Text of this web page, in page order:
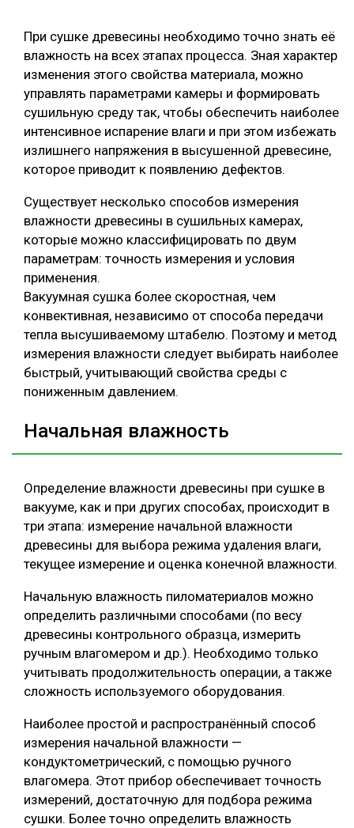
МЕБЕЛЬНОЕ ПРОИЗВОДСТВО
При сушке древесины необходимо точно знать её
влажность на всех этапах процесса. Зная характер
изменения этого свойства материала, можно
управлять параметрами камеры и формировать
сушильную среду так, чтобы обеспечить наиболее
интенсивное испарение влаги и при этом избежать
излишнего напряжения в высушенной древесине,
которое приводит к появлению дефектов.
Существует несколько способов измерения
влажности древесины в сушильных камерах,
которые можно классифицировать по двум
параметрам: точность измерения и условия
применения.
Вакуумная сушка более скоростная, чем
конвективная, независимо от способа передачи
тепла высушиваемому штабелю. Поэтому и метод
измерения влажности следует выбирать наиболее
быстрый, учитывающий свойства среды с
пониженным давлением.
Начальная влажность
Определение влажности древесины при сушке в
вакууме, как и при других способах, происходит в
три этапа: измерение начальной влажности
древесины для выбора режима удаления влаги,
текущее измерение и оценка конечной влажности.
Начальную влажность пиломатериалов можно
определить различными способами (по весу
древесины контрольного образца, измерить
ручным влагомером и др.). Необходимо только
учитывать продолжительность операции, а также
сложность используемого оборудования.
Наиболее простой и распространённый способ
измерения начальной влажности —
кондуктометрический, с помощью ручного
влагомера. Этот прибор обеспечивает точность
измерений, достаточную для подбора режима
сушки. Более точно определить влажность